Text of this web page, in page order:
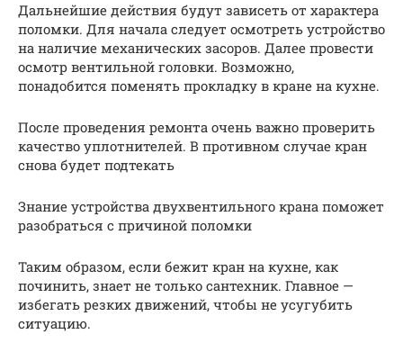
Дальнейшие действия будут зависеть от характера
поломки. Для начала следует осмотреть устройство
на наличие механических засоров. Далее провести
осмотр вентильной головки. Возможно,
понадобится поменять прокладку в кране на кухне.
После проведения ремонта очень важно проверить
качество уплотнителей. В противном случае кран
снова будет подтекать
Знание устройства двухвентильного крана поможет
разобраться с причиной поломки
Таким образом, если бежит кран на кухне, как
починить, знает не только сантехник. Главное —
избегать резких движений, чтобы не усугубить
ситуацию.